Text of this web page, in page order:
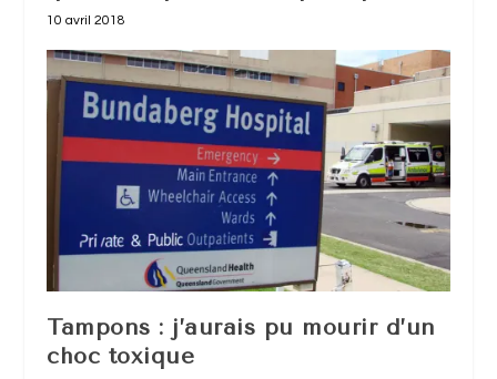
10 avril 2018
Tampons : j’aurais pu mourir d’un
choc toxique